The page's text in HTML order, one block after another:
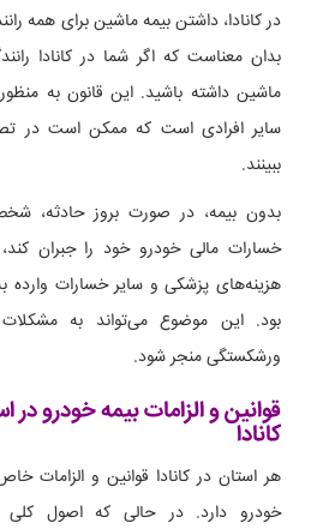
در کانادا، داشتن بیمه ماشین برای همه
بدان معناست که اگر شما در کانادا
ماشین داشته باشید. این قانون به
سایر افرادی است که ممکن است در
ببینند.
بدون بیمه، در صورت بروز حادثه،
خسارات مالی خودرو خود را جبران
هزینه‌های پزشکی و سایر خسارات وارده
بود. این موضوع می‌تواند به
ورشکستگی منجر شود.
قوانین و الزامات بیمه خودرو
کانادا
هر استان در کانادا قوانین و الزامات
خودرو دارد. در حالی که اصول